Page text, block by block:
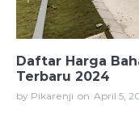
Daftar Harga
Terbaru 2024
by Pikarenji on April 5,